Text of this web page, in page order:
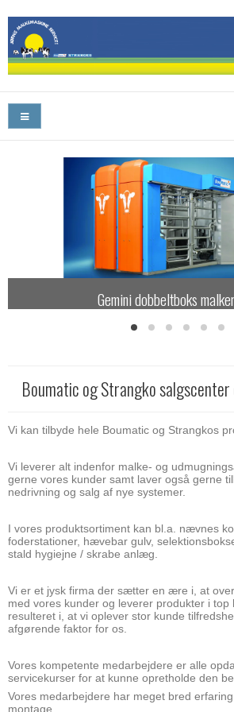
Gemini dobbeltboks
Boumatic og Strangko
Vi kan tilbyde hele Boumatic og Strangkos
Vi leverer alt indenfor malke- og
gerne vores kunder samt laver også gerne
nedrivning og salg af nye systemer.
I vores produktsortiment kan bl.a. nævnes
foderstationer, hævebar gulv,
stald hygiejne / skrabe anlæg.
Vi er et jysk firma der sætter en ære i, at
med vores kunder og leverer produkter i top
resulteret i, at vi oplever stor kunde
afgørende faktor for os.
Vores kompetente medarbejdere er alle
servicekurser for at kunne opretholde den
Vores medarbejdere har meget bred
montage.